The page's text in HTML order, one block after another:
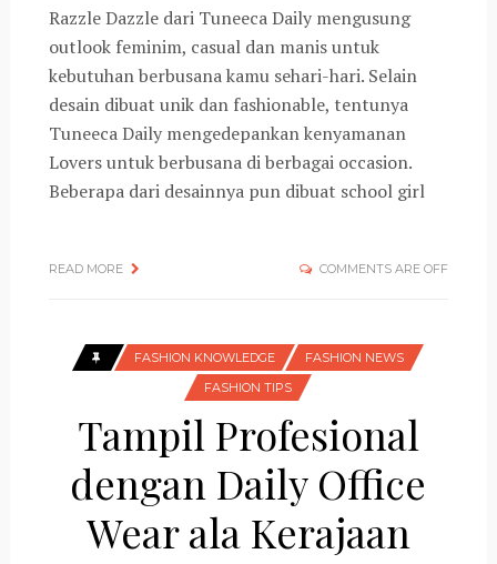
Razzle Dazzle dari Tuneeca Daily mengusung
outlook feminim, casual dan manis untuk
kebutuhan berbusana kamu sehari-hari. Selain
desain dibuat unik dan fashionable, tentunya
Tuneeca Daily mengedepankan kenyamanan
Lovers untuk berbusana di berbagai occasion.
Beberapa dari desainnya pun dibuat school girl
READ MORE COMMENTS ARE OFF
FASHION KNOWLEDGE
FASHION NEWS
FASHION TIPS
Tampil Profesional
dengan Daily Office
Wear ala Kerajaan